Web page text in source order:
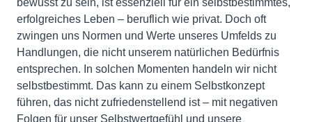
bewusst zu sein, ist essenziell für ein selbstbestimmtes,
erfolgreiches Leben – beruflich wie privat. Doch oft
zwingen uns Normen und Werte unseres Umfelds zu
Handlungen, die nicht unserem natürlichen Bedürfnis
entsprechen. In solchen Momenten handeln wir nicht
selbstbestimmt. Das kann zu einem Selbstkonzept
führen, das nicht zufriedenstellend ist – mit negativen
Folgen für unser Selbstwertgefühl und unsere